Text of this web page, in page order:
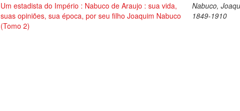
Um estadista do Império : Nabuco de Araujo : sua vida,
suas opiniões, sua época, por seu filho Joaquim Nabuco
(Tomo 2)
Nabuco,
1849-1910